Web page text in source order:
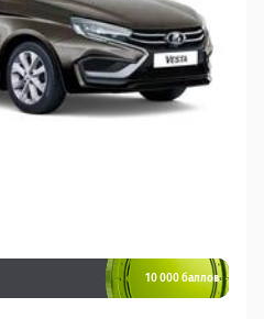
10 000 баллов